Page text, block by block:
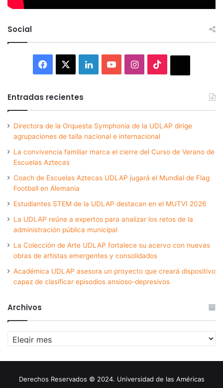
Social
Facebook LinkedInYouTubeInstagram
Entradas recientes
Directora de la Orquesta Symphonia de la UDLAP dirige
agrupaciones de talla nacional e internacional
La convivencia familiar marca el cierre del Curso de Verano de
Escuelas Aztecas
Coach de Escuelas Aztecas UDLAP jugará el Mundial de Flag
Football en Alemania
Estudiantes STEM de la UDLAP destacan en el MUTVI 2026
La UDLAP reúne a expertos para analizar los retos de la
administración pública municipal
La Colección de Arte UDLAP fortalece su acervo con nuevas
obras de artistas emergentes y consolidados
Académica UDLAP asesora un proyecto que creará dispositivo
capaz de clasificar episodios ansioso-depresivos
Archivos
Archivos
Derechos Reservados © 2024. Universidad de las Américas